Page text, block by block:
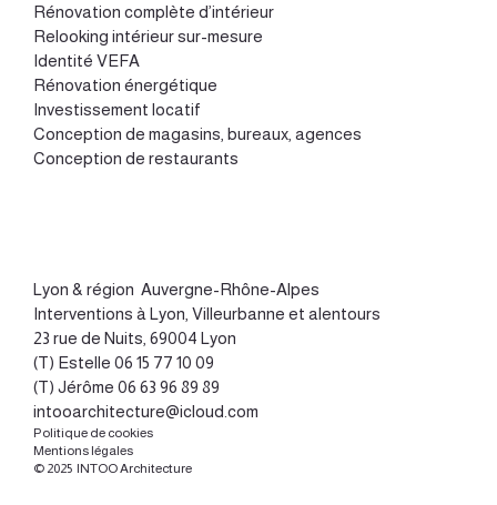
Rénovation complète d’intérieur
Relooking intérieur sur-mesure
Identité VEFA
Rénovation énergétique
Investissement locatif
Conception de magasins, bureaux, agences
Conception de restaurants
Lyon & région Auvergne-Rhône-Alpes
Interventions à Lyon, Villeurbanne et alentours
23 rue de Nuits, 69004 Lyon
(T) Estelle 06 15 77 10 09
(T) Jérôme 06 63 96 89 89
intooarchitecture@icloud.com
Politique de cookies
Mentions légales
© 2025 INTOO Architecture